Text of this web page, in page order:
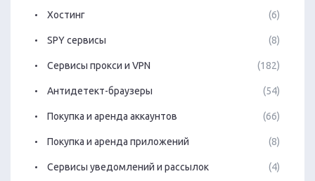
Хостинг (6)
SPY сервисы (8)
Сервисы прокси и VPN (182)
Антидетект-браузеры (54)
Покупка и аренда аккаунтов (66)
Покупка и аренда приложений (8)
Сервисы уведомлений и рассылок (4)